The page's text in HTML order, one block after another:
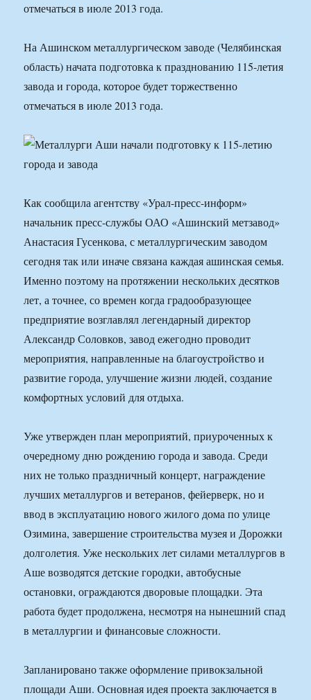
отмечаться в июле 2013 года.
На Ашинском металлургическом заводе (Челябинская
область) начата подготовка к празднованию 115-летия
завода и города, которое будет торжественно
отмечаться в июле 2013 года.
Как сообщила агентству «Урал-пресс-информ»
начальник пресс-службы ОАО «Ашинский метзавод»
Анастасия Гусенкова, с металлургическим заводом
сегодня так или иначе связана каждая ашинская семья.
Именно поэтому на протяжении нескольких десятков
лет, а точнее, со времен когда градообразующее
предприятие возглавлял легендарный директор
Александр Соловков, завод ежегодно проводит
мероприятия, направленные на благоустройство и
развитие города, улучшение жизни людей, создание
комфортных условий для отдыха.
Уже утвержден план мероприятий, приуроченных к
очередному дню рождению города и завода. Среди
них не только праздничный концерт, награждение
лучших металлургов и ветеранов, фейерверк, но и
ввод в эксплуатацию нового жилого дома по улице
Озимина, завершение строительства музея и Дорожки
долголетия. Уже нескольких лет силами металлургов в
Аше возводятся детские городки, автобусные
остановки, ограждаются дворовые площадки. Эта
работа будет продолжена, несмотря на нынешний спад
в металлургии и финансовые сложности.
Запланировано также оформление привокзальной
площади Аши. Основная идея проекта заключается в